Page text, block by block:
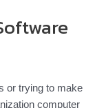
or trying to make
computer